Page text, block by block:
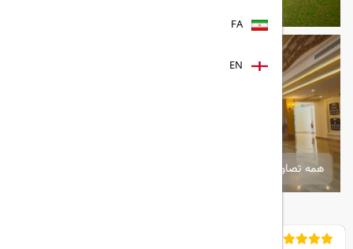
همه تصاویر
FA
EN